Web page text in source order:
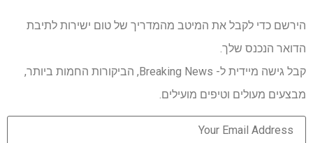
הירשם כדי לקבל את המיטב מהמדריך של טום ישירות לתיבת
הדואר הנכנס שלך.
קבל גישה מיידית ל- Breaking News, הביקורות החמות ביותר,
מבצעים מעולים וטיפים מועילים.